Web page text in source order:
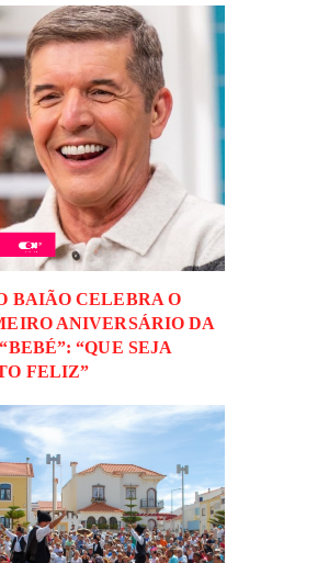
BAIÃO CELEBRA O
ANIVERSÁRIO DA
“QUE SEJA
FELIZ”